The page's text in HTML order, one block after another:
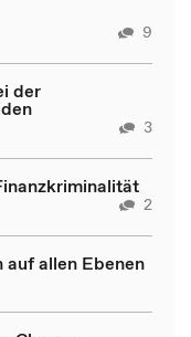
9
der
3
2
auf allen Ebenen